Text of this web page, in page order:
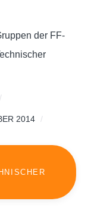
der FF-
2014